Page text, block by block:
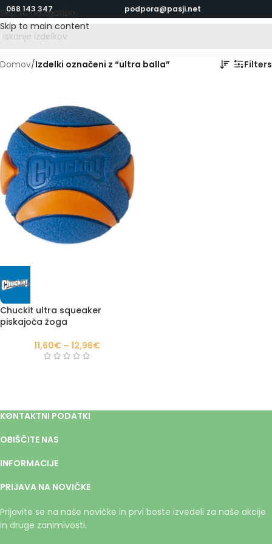
Skip to navigation
Skip to main content
068 143 347 podpora@pasji.net
Domov/Izdelki označeni z “ultra balla” Filters
Chuckit ultra squeaker
piskajoča žoga
11,60€ – 12,96€
KONTAKTNI PODATKI
OBIŠČITE NAS
INFORMACIJE
PRIJAVA NA NOVIČKE
Prijavite se na naše novičke in prvi boste izvedeli za naše akcije
in druge zanimivosti.